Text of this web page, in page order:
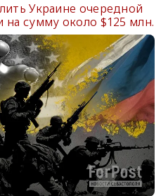
Украине очередной
сумму около $125 млн.